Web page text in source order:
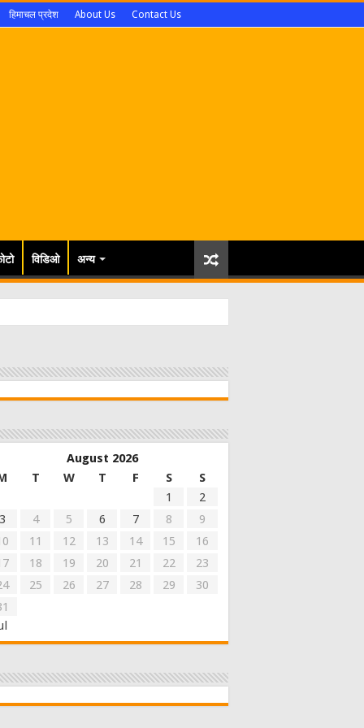
हिमाचल प्रदेश About Us Contact Us
विडिओ अन्य
August 2026
T W T F S
S
1
2
4 5 6 7 8
9
11 12 13 14 15
16
18 19 20 21 22
23
25 26 27 28 29
30